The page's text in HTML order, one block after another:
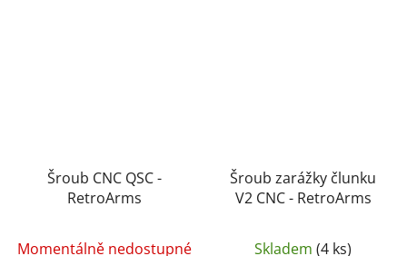
Šroub CNC QSC -
RetroArms
Momentálně nedostupné
Šroub zarážky člunku
V2 CNC - RetroArms
Skladem (4 ks)